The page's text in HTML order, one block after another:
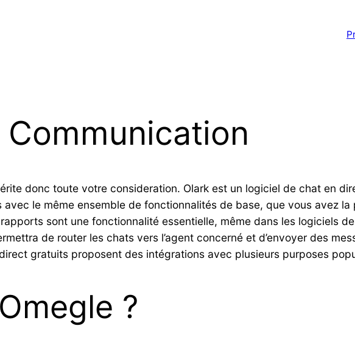
donc toute votre consideration. Olark est un logiciel de chat en
le même ensemble de fonctionnalités de base, que vous avez
sont une fonctionnalité essentielle, même dans les logiciels
de router les chats vers l’agent concerné et d’envoyer des
gratuits proposent des intégrations avec plusieurs purposes
?